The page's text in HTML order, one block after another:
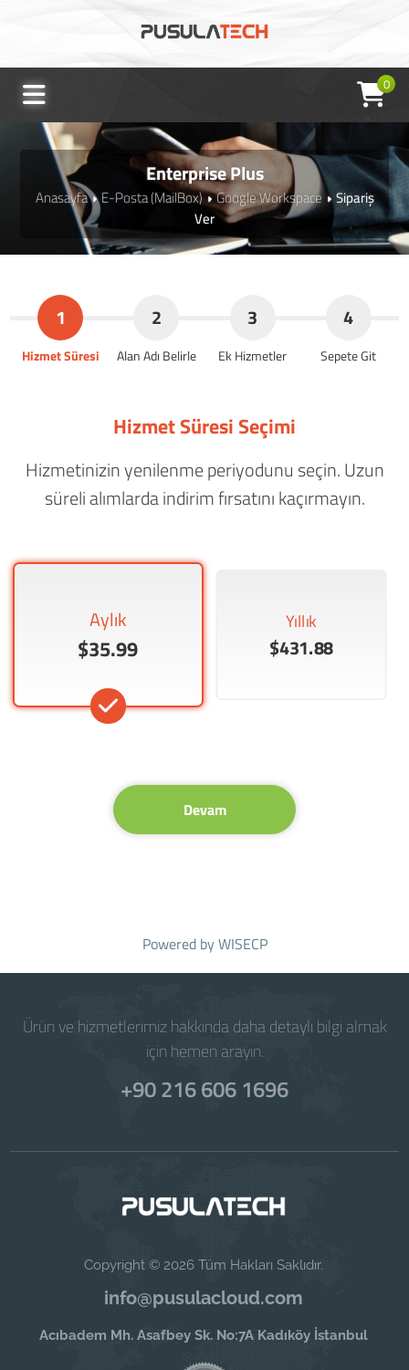
0
Enterprise Plus
Anasayfa E-Posta (MailBox) Google Workspace
Sipariş
Ver
1
Hizmet Süresi
2
Alan Adı Belirle
3
Ek Hizmetler
4
Sepete Git
Hizmet Süresi Seçimi
Hizmetinizin yenilenme periyodunu seçin. Uzun
süreli alımlarda indirim fırsatını kaçırmayın.
Aylık
$35.99
Yıllık
$431.88
Devam
Powered byWISECP
Ürün ve hizmetlerimiz hakkında daha detaylı bilgi almak
için hemen arayın.
+90 216 606 1696
Copyright © 2026 Tüm Hakları Saklıdır.
info@pusulacloud.com
Acıbadem Mh. Asafbey Sk. No:7A Kadıköy İstanbul